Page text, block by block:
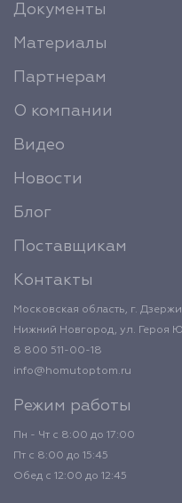
Документы
Материалы
Партнерам
О компании
Видео
Новости
Блог
Поставщикам
Контакты
Московская область, г.
Нижний Новгород, ул. Героя
8 800 511-00-18
info@homutoptom.ru
Режим работы
Пн - Чт с 8:00 до 17:00
Пт с 8:00 до 15:45
Обед с 12:00 до 12:45